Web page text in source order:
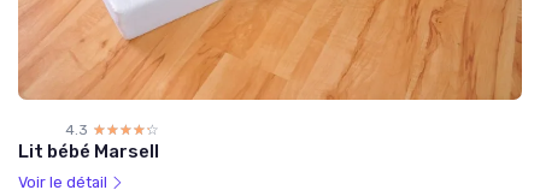
4.3 ☆☆☆☆☆
★★★★★
Lit bébé Marsell
Voir le détail